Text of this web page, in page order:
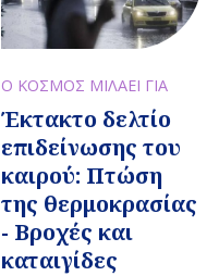
Ο ΚΟΣΜΟΣ ΜΙΛΑΕΙ ΓΙΑ
Έκτακτο δελτίο
επιδείνωσης του
καιρού: Πτώση
της θερμοκρασίας
- Βροχές και
καταιγίδες